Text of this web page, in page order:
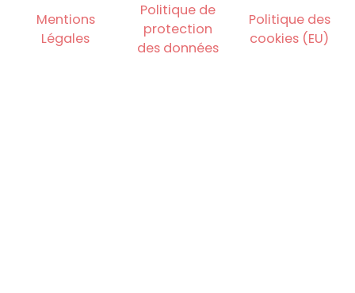
Mentions
Légales
Politique de
protection
des données
Politique des
cookies (EU)